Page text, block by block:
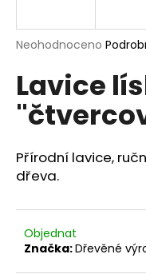
Průměrné
produktu
je
0,0
hvězdiček.
Neohodnoceno
Lavice
Přírodní lavice,
dřeva.
Objednat
Značka:Dřevěné
j
t
?
D